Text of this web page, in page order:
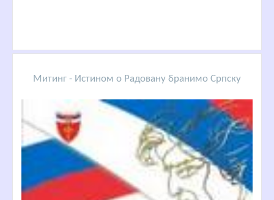
Митинг - Истином о Радовану бранимо Српску